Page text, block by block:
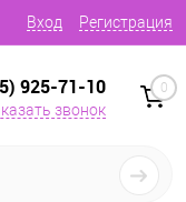
Вход Регистрация
925-71-10
звонок
0